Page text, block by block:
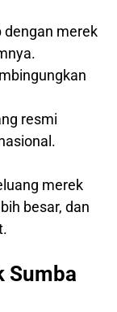
dengan merek
resmi
merek
besar, dan
Sumba